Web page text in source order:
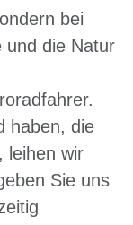
bei
und die Natur
haben, die
leihen wir
Sie uns